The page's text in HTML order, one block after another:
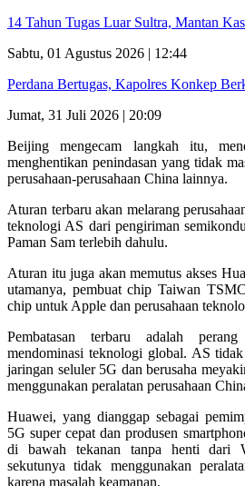
14 Tahun Tugas Luar Sultra, Mantan
Sabtu, 01 Agustus 2026 | 12:44
Perdana Bertugas, Kapolres Konkep
Jumat, 31 Juli 2026 | 20:09
Beijing mengecam langkah itu,
menghentikan penindasan yang tidak
perusahaan-perusahaan China lainnya.
Aturan terbaru akan melarang
teknologi AS dari pengiriman
Paman Sam terlebih dahulu.
Aturan itu juga akan memutus akses
utamanya, pembuat chip Taiwan
chip untuk Apple dan perusahaan
Pembatasan terbaru adalah
mendominasi teknologi global. AS
jaringan seluler 5G dan berusaha
menggunakan peralatan perusahaan
Huawei, yang dianggap sebagai
5G super cepat dan produsen
di bawah tekanan tanpa henti dari
sekutunya tidak menggunakan
karena masalah keamanan.